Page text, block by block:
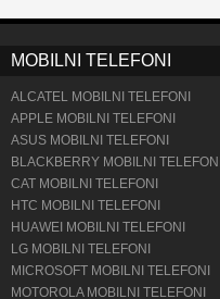
MOBILNI TELEFONI
ALCATEL MOBILNI TELEFONI
APPLE MOBILNI TELEFONI
ASUS MOBILNI TELEFONI
BLACKBERRY MOBILNI TELEFONI
CAT MOBILNI TELEFONI
HTC MOBILNI TELEFONI
HUAWEI MOBILNI TELEFONI
LG MOBILNI TELEFONI
MICROSOFT MOBILNI TELEFONI
MOTOROLA MOBILNI TELEFONI